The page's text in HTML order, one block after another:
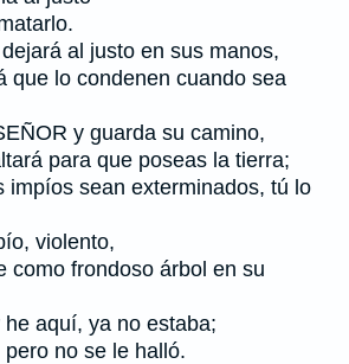
al justo en sus manos,
lo condenen cuando sea
EÑOR y guarda su camino,
para que poseas la tierra;
sean exterminados, tú lo
violento,
frondoso árbol en su
aquí, ya no estaba;
no se le halló.